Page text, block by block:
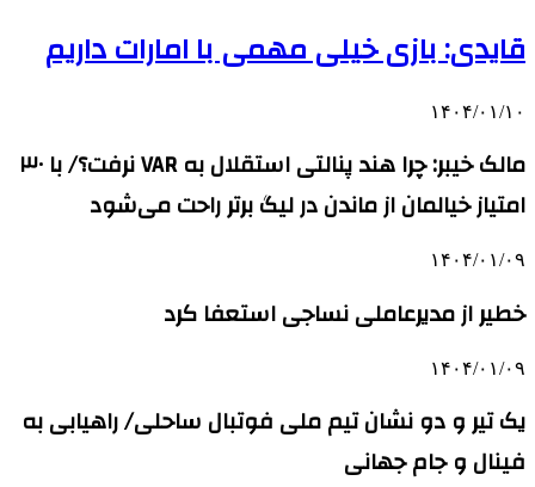
قایدی: بازی خیلی مهمی با امارات داریم
۱۴۰۴/۰۱/۱۰
مالک خیبر: چرا هند پنالتی استقلال به VAR نرفت؟/ با ۳۰
امتیاز خیالمان از ماندن در لیگ برتر راحت می‌شود
۱۴۰۴/۰۱/۰۹
خطیر از مدیرعاملی نساجی استعفا کرد
۱۴۰۴/۰۱/۰۹
یک تیر و دو نشان تیم ملی فوتبال ساحلی/ راهیابی به
فینال و جام جهانی